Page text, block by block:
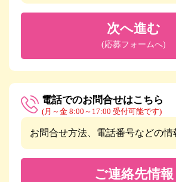
次へ進む
(応募フォームへ)
電話でのお問合せはこちら
(月～金 8:00～17:00 受付可能です)
お問合せ方法、電話番号などの情
ご連絡先情報